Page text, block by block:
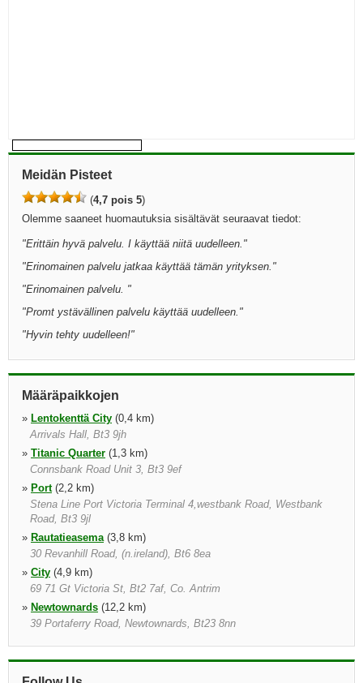
Meidän Pisteet
(4,7 pois 5)
Olemme saaneet huomautuksia sisältävät seuraavat tiedot:
"Erittäin hyvä palvelu. I käyttää niitä uudelleen. "
"Erinomainen palvelu jatkaa käyttää tämän yrityksen. "
"Erinomainen palvelu. "
"Promt ystävällinen palvelu käyttää uudelleen. "
"Hyvin tehty uudelleen!"
Määräpaikkojen
» Lentokenttä City (0,4 km)
Arrivals Hall, Bt3 9jh
» Titanic Quarter (1,3 km)
Connsbank Road Unit 3, Bt3 9ef
» Port(2,2 km)
Stena Line Port Victoria Terminal 4,westbank Road, Westbank
Road, Bt3 9jl
» Rautatieasema(3,8 km)
30 Revanhill Road, (n.ireland), Bt6 8ea
» City (4,9 km)
69 71 Gt Victoria St, Bt2 7af, Co. Antrim
» Newtownards (12,2 km)
39 Portaferry Road, Newtownards, Bt23 8nn
2 Young Street, Lisburn, Bt27 5ea, Nir
»lentokentälle